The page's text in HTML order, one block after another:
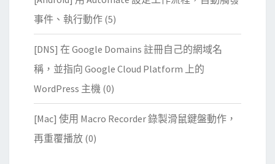
事件、執行動作 (5)
[DNS] 在 Google Domains 註冊自己的網域名
稱，並指向 Google Cloud Platform 上的
WordPress 主機 (0)
[Mac] 使用 Macro Recorder 錄製滑鼠鍵盤動作，
再重覆播放 (0)